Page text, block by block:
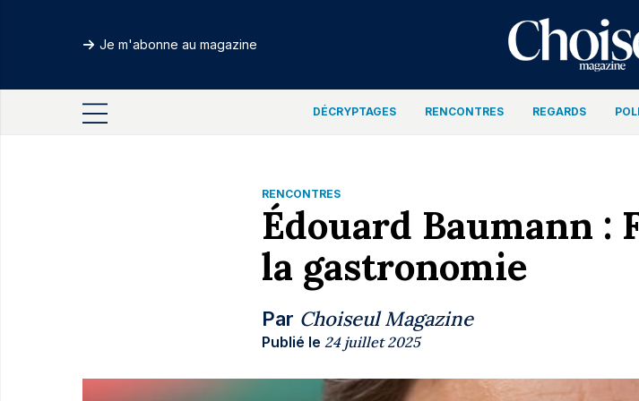
Je m'abonne au magazine
DÉCRYPTAGES RENCONTRES REGARDS
RENCONTRES
Édouard Baumann :
la gastronomie
Par Choiseul Magazine
Publié le 24 juillet 2025